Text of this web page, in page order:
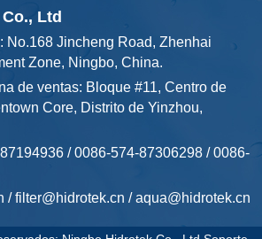
Ltd
No.168 Jincheng Road, Zhenhai
Zone, Ningbo, China.
de ventas: Bloque #11, Centro de
Core, Distrito de Yinzhou,
/ 0086-574-87306298 / 0086-
/filter@hidrotek.cn /aqua@hidrotek.cn